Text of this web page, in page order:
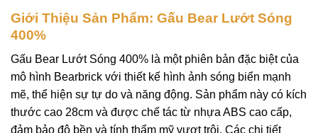
Giới Thiệu Sản Phẩm: Gấu Bear Lướt Sóng
400%
Gấu Bear Lướt Sóng 400% là một phiên bản đặc biệt của
mô hình Bearbrick với thiết kế hình ảnh sóng biển mạnh
mẽ, thể hiện sự tự do và năng động. Sản phẩm này có kích
thước cao 28cm và được chế tác từ nhựa ABS cao cấp,
đảm bảo độ bền và tính thẩm mỹ vượt trội. Các chi tiết